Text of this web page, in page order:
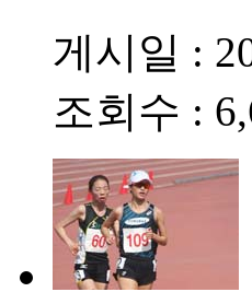
게시일 :
조회수 :